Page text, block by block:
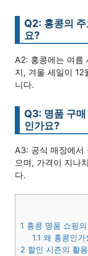
Q2: 홍콩의
요?
A2: 홍콩에는 여름
지, 겨울 세일이 12
니다.
Q3: 명품 구
인가요?
A3: 공식 매장에서
으며, 가격이 지나
다.
1 홍콩 명품 쇼핑
1.1 왜 홍콩인가
2 할인 시즌의 활